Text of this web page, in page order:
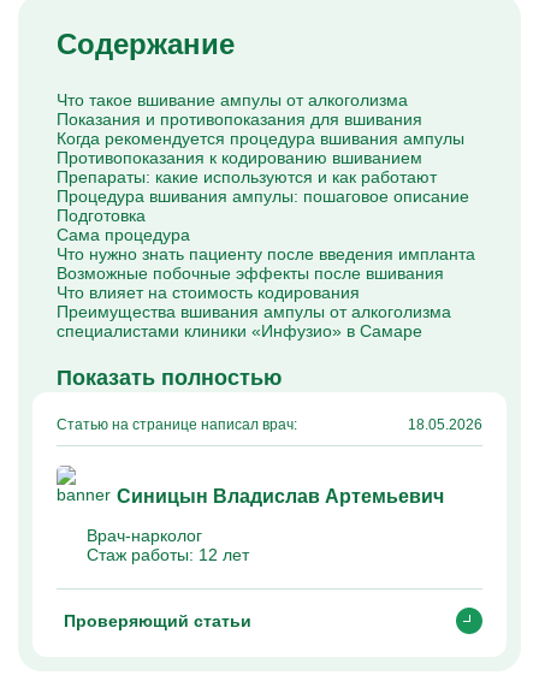
Цераксон капельница
Капельница Церебролизин
Капельница Цефтриаксон
Капельница Ципрофлоксацин
Капельница Рингер
Содержание
Что такое вшивание ампулы от алкоголизма
Показания и противопоказания для вшивания
Когда рекомендуется процедура вшивания ампулы
Противопоказания к кодированию вшиванием
Препараты: какие используются и как работают
Процедура вшивания ампулы: пошаговое описание
Подготовка
Сама процедура
Что нужно знать пациенту после введения импланта
Возможные побочные эффекты после вшивания
Что влияет на стоимость кодирования
Преимущества вшивания ампулы от алкоголизма
специалистами клиники «Инфузио» в Самаре
Показать полностью
Статью на странице написал врач: 18.05.2026
Синицын Владислав Артемьевич
Врач-нарколог
Стаж работы: 12 лет
Проверяющий статьи